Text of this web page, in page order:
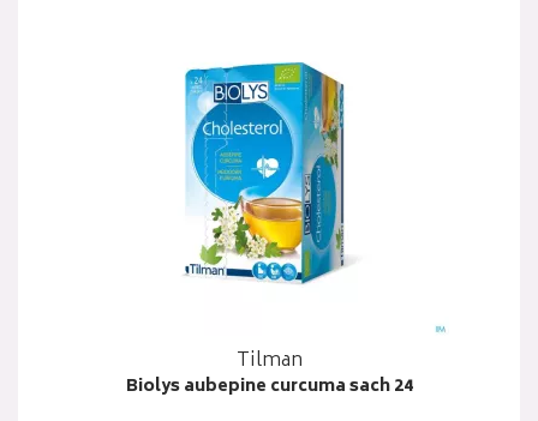
Tilman
Biolys aubepine curcuma sach 24